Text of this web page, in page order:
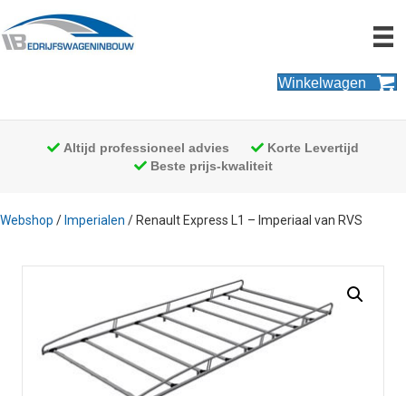
Winkelwagen
Altijd professioneel advies
Korte Levertijd
Beste prijs-kwaliteit
Webshop / Imperialen / Renault Express L1 – Imperiaal van RVS